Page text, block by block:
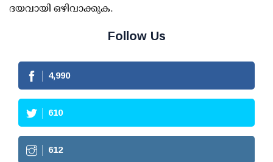
ദയവായി ഒഴിവാക്കുക.
Follow Us
4,990
610
612